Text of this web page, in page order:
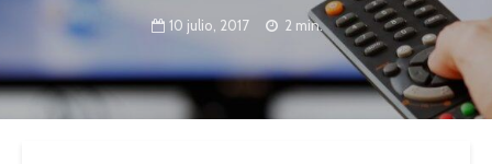
10 julio, 2017 2 min.